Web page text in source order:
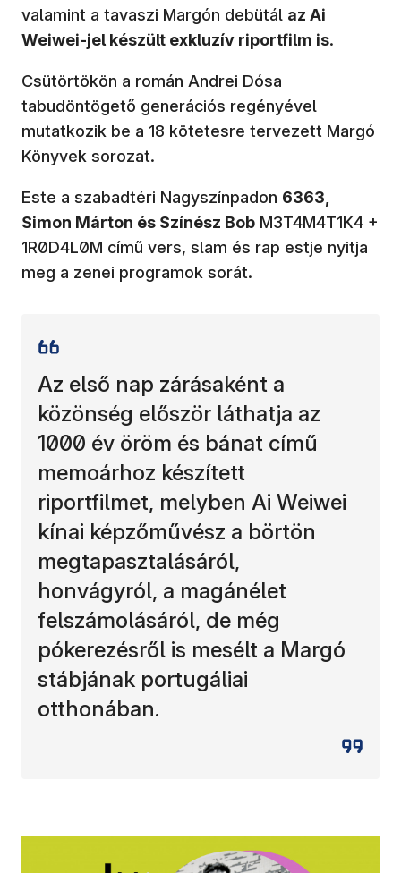
valamint a tavaszi Margón debütál az Ai
Weiwei-jel készült exkluzív riportfilm is.
Csütörtökön a román Andrei Dósa
tabudöntögető generációs regényével
mutatkozik be a 18 kötetesre tervezett Margó
Könyvek sorozat.
Este a szabadtéri Nagyszínpadon 6363,
Simon Márton és Színész Bob M3T4M4T1K4 +
1R0D4L0M című vers, slam és rap estje nyitja
meg a zenei programok sorát.
Az első nap zárásaként a
közönség először láthatja az
1000 év öröm és bánat című
memoárhoz készített
riportfilmet, melyben Ai Weiwei
kínai képzőművész a börtön
megtapasztalásáról,
honvágyról, a magánélet
felszámolásáról, de még
pókerezésről is mesélt a Margó
stábjának portugáliai
otthonában.